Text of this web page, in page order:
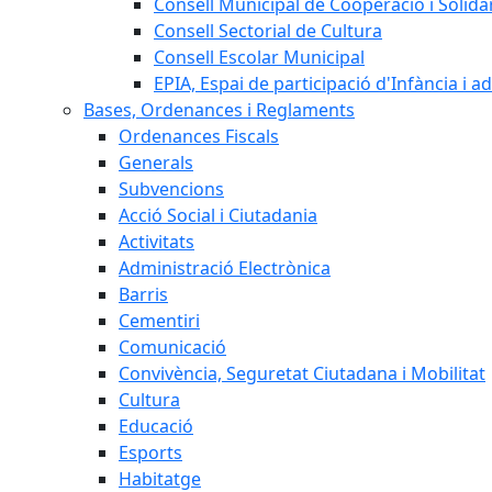
Consell Sectorial de Cultura
Consell Escolar Municipal
EPIA, Espai de participació d'Infància i
Bases, Ordenances i Reglaments
Ordenances Fiscals
Generals
Subvencions
Acció Social i Ciutadania
Activitats
Administració Electrònica
Barris
Cementiri
Comunicació
Convivència, Seguretat Ciutadana i Mobilitat
Cultura
Educació
Esports
Habitatge